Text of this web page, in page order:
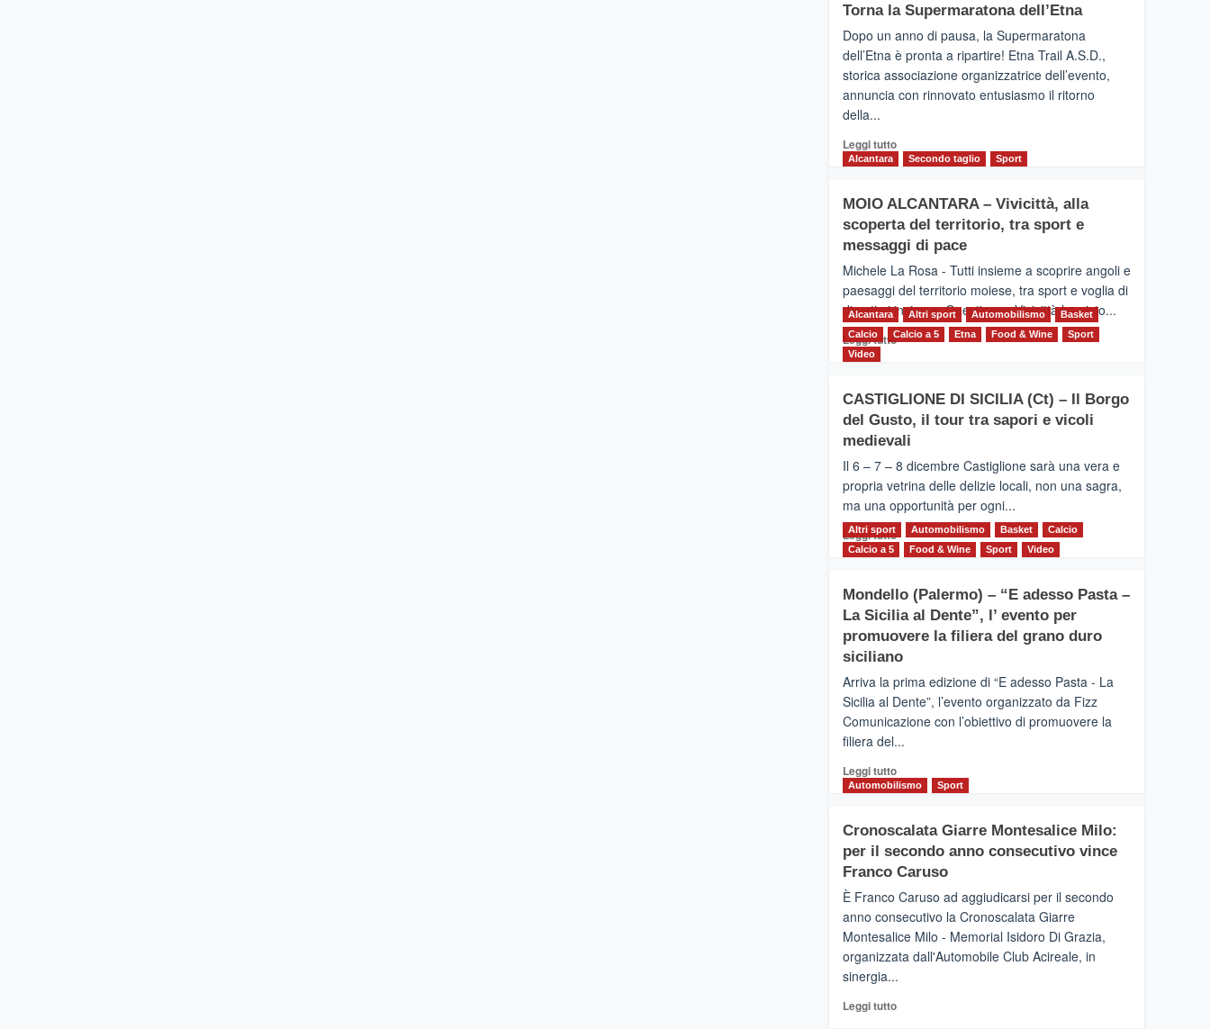
BROOKS
SuperMaratona
dell’Etna,
presentata
l’edizione
2026
Torna la Supermaratona dell’Etna
Dopo un anno di pausa, la Supermaratona
dell’Etna è pronta a ripartire! Etna Trail A.S.D.,
storica associazione organizzatrice dell’evento,
annuncia con rinnovato entusiasmo il ritorno
della...
Leggi tuttoLeggi
Torna
la
Supermaratona
Alcantara Secondo taglio Sport
MOIO ALCANTARA – Vivicittà, alla
scoperta del territorio, tra sport e
messaggi di pace
Michele La Rosa - Tutti insieme a scoprire angoli e
paesaggi del territorio moiese, tra sport e voglia di
divertirsi insieme. Quest'anno Vivicittà ha visto...
Leggi tuttoLeggi
MOIO
ALCANTARA
–
alla
scoperta
del
territorio,
tra
sport
messaggi
di
Alcantara Altri sport Automobilismo
Basket
Calcio
Calcio a 5 Etna Food & Wine
Sport
Video
CASTIGLIONE DI SICILIA (Ct) – Il Borgo
del Gusto, il tour tra sapori e vicoli
medievali
Il 6 – 7 – 8 dicembre Castiglione sarà una vera e
propria vetrina delle delizie locali, non una sagra,
ma una opportunità per ogni...
Leggi tuttoLeggi
CASTIGLIONE
DI
SICILIA
(Ct)
Il
Borgo
del
tour
tra
vicoli
medievali
Altri sport Automobilismo Basket
Calcio
Calcio a 5
Food & Wine Sport Video
Mondello (Palermo) – “E adesso Pasta –
La Sicilia al Dente”, l’ evento per
promuovere la filiera del grano duro
siciliano
Arriva la prima edizione di “E adesso Pasta - La
Sicilia al Dente”, l’evento organizzato da Fizz
Comunicazione con l’obiettivo di promuovere la
filiera del...
Leggi tuttoLeggi
di
Mondello
(Palermo)
–
adesso
Pasta
–
La
Dente”,
Automobilismo Sport
Cronoscalata Giarre Montesalice Milo:
per il secondo anno consecutivo vince
Franco Caruso
È Franco Caruso ad aggiudicarsi per il secondo
anno consecutivo la Cronoscalata Giarre
Montesalice Milo - Memorial Isidoro Di Grazia,
organizzata dall'Automobile Club Acireale, in
sinergia...
Leggi tuttoLeggi